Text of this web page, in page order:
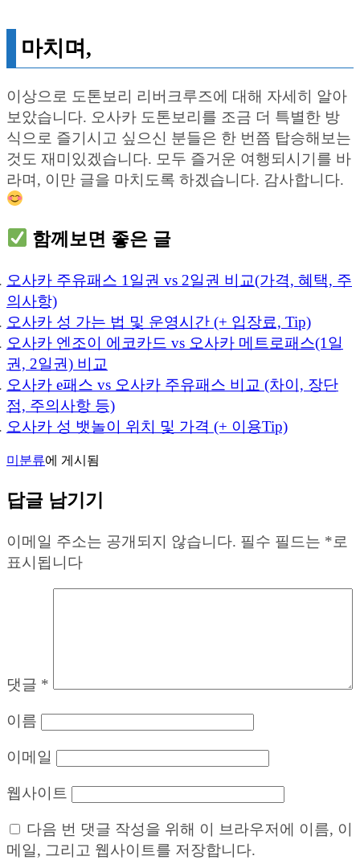
마치며,
이상으로 도톤보리 리버크루즈에 대해 자세히 알아
보았습니다. 오사카 도톤보리를 조금 더 특별한 방
식으로 즐기시고 싶으신 분들은 한 번쯤 탑승해보는
것도 재미있겠습니다. 모두 즐거운 여행되시기를 바
라며, 이만 글을 마치도록 하겠습니다. 감사합니다.
함께보면 좋은 글
오사카 주유패스 1일권 vs 2일권 비교(가격, 혜택, 주
의사항)
오사카 성 가는 법 및 운영시간 (+ 입장료, Tip)
오사카 엔조이 에코카드 vs 오사카 메트로패스(1일
권, 2일권) 비교
오사카 e패스 vs 오사카 주유패스 비교 (차이, 장단
점, 주의사항 등)
오사카 성 뱃놀이 위치 및 가격 (+ 이용Tip)
미분류에 게시됨
답글 남기기
이메일 주소는 공개되지 않습니다. 필수 필드는 *로
표시됩니다
댓글 *
이름
이메일
웹사이트
다음 번 댓글 작성을 위해 이 브라우저에 이름, 이
메일, 그리고 웹사이트를 저장합니다.